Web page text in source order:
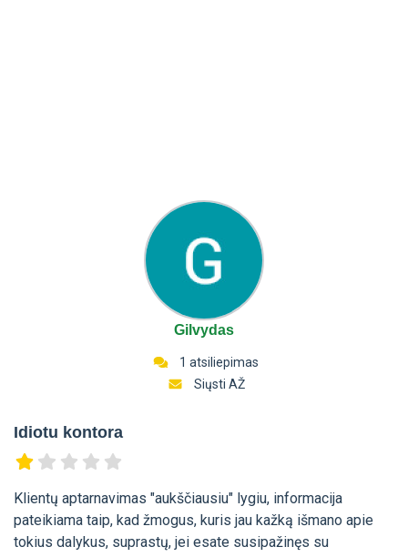
Gilvydas
1 atsiliepimas
Siųsti AŽ
Idiotu kontora
Klientų aptarnavimas "aukščiausiu" lygiu, informacija
pateikiama taip, kad žmogus, kuris jau kažką išmano apie
tokius dalykus, suprastų, jei esate susipažinęs su